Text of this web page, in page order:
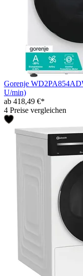
Gorenje
U/min)
ab 418,49 €*
4 Preise vergleichen